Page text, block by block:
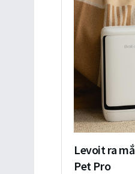
Levoit ra
Pet Pro